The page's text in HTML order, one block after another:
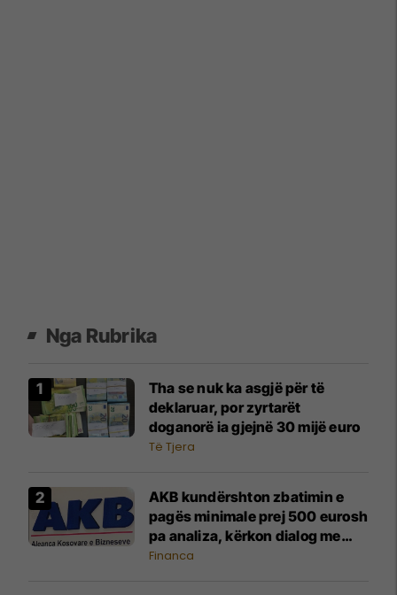
Nga Rubrika
Tha se nuk ka asgjë për të
deklaruar, por zyrtarët
doganorë ia gjejnë 30 mijë euro
Të Tjera
AKB kundërshton zbatimin e
pagës minimale prej 500 eurosh
pa analiza, kërkon dialog me
Qeverinë
Financa